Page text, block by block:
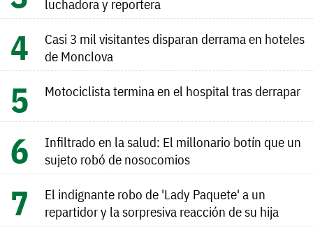
luchadora y reportera
Casi 3 mil visitantes disparan derrama en hoteles
de Monclova
Motociclista termina en el hospital tras derrapar
Infiltrado en la salud: El millonario botín que un
sujeto robó de nosocomios
El indignante robo de 'Lady Paquete' a un
repartidor y la sorpresiva reacción de su hija